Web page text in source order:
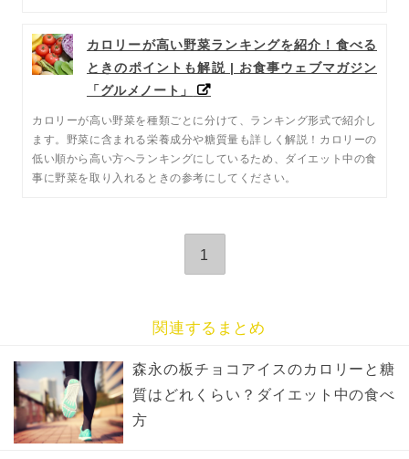
カロリーが高い野菜ランキングを紹介！食べる
ときのポイントも解説 | お食事ウェブマガジン
「グルメノート」
カロリーが高い野菜を種類ごとに分けて、ランキング形式で紹介し
ます。野菜に含まれる栄養成分や糖質量も詳しく解説！カロリーの
低い順から高い方へランキングにしているため、ダイエット中の食
事に野菜を取り入れるときの参考にしてください。
1
関連するまとめ
森永の板チョコアイスのカロリーと糖
質はどれくらい？ダイエット中の食べ
方